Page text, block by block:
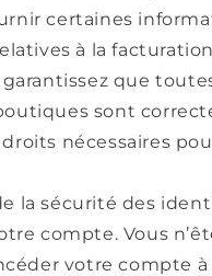
certaines
à la
que
sont
nécessaires
la sécurité des
compte. Vous
votre compte